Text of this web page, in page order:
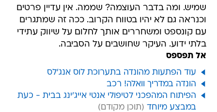
שמיש. ומה בדבר העוצמה? שממה. אין עדיין פרטים
וכנראה גם לא יהיו בטווח הקרוב. ככה זה שמתגרים
עם קונספט ומשחררים אותך לחלום על שיווק עתידי
בלתי ידוע. העיקר שחושבים על הסביבה.
אל תפספס
עוד הפתעות מהונדה בתערוכת לוס אנג'לס
הונדה במדריך וואלה! רכב
הפיתוח המהפכני לטיפולי אנטי אייג'ינג בבית - כעת
במבצע מיוחד